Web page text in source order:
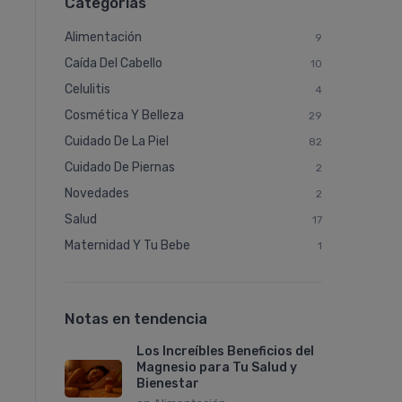
Alimentación 9
Caí­da Del Cabello 10
Celulitis 4
Cosmética Y Belleza 29
Cuidado De La Piel 82
Cuidado De Piernas 2
Novedades 2
Salud 17
Maternidad Y Tu Bebe 1
Notas en tendencia
Los Increíbles Beneficios del
Magnesio para Tu Salud y
Bienestar